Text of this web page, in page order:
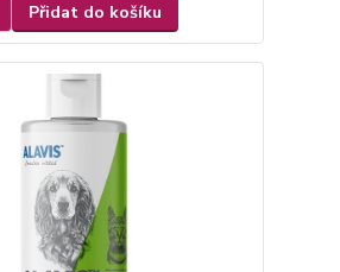
Přidat do košíku